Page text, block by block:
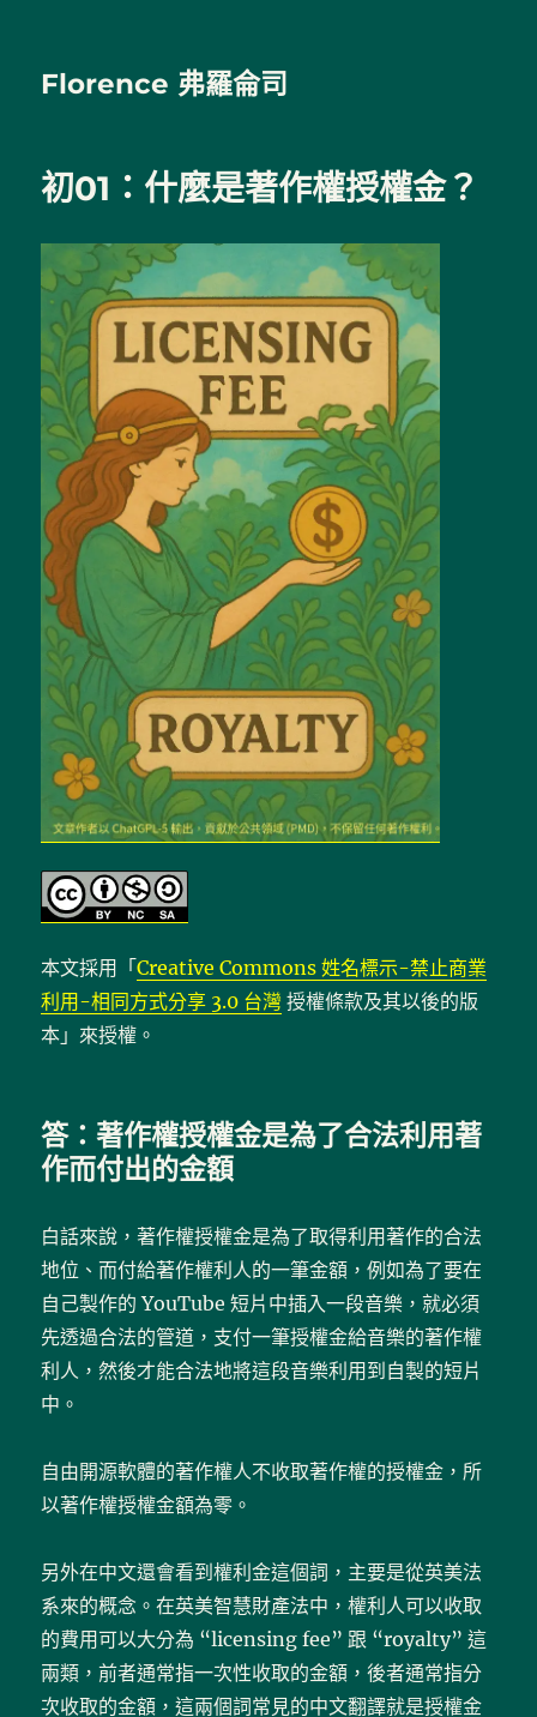
Florence 弗羅侖司
初01：什麼是著作權授權金？
本文採用「Creative Commons 姓名標示-禁止商業
利用-相同方式分享 3.0 台灣 授權條款及其以後的版
本」來授權。
答：著作權授權金是為了合法利用著
作而付出的金額
白話來說，著作權授權金是為了取得利用著作的合法
地位、而付給著作權利人的一筆金額，例如為了要在
自己製作的 YouTube 短片中插入一段音樂，就必須
先透過合法的管道，支付一筆授權金給音樂的著作權
利人，然後才能合法地將這段音樂利用到自製的短片
中。
自由開源軟體的著作權人不收取著作權的授權金，所
以著作權授權金額為零。
另外在中文還會看到權利金這個詞，主要是從英美法
系來的概念。在英美智慧財產法中，權利人可以收取
的費用可以大分為 “licensing fee” 跟 “royalty” 這
兩類，前者通常指一次性收取的金額，後者通常指分
次收取的金額，這兩個詞常見的中文翻譯就是授權金